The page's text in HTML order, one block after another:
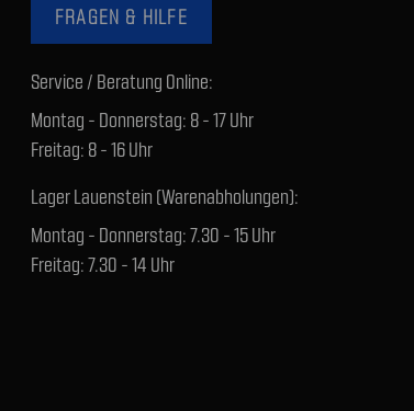
FRAGEN & HILFE
Service / Beratung Online:
Montag - Donnerstag: 8 - 17 Uhr
Freitag: 8 - 16 Uhr
Lager Lauenstein (Warenabholungen):
Montag - Donnerstag: 7.30 - 15 Uhr
Freitag: 7.30 - 14 Uhr